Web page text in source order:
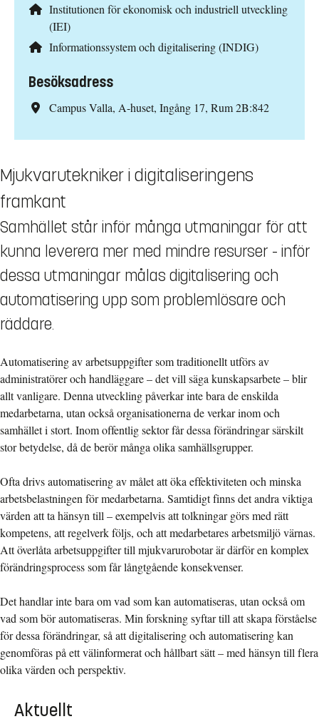
Institutionen för ekonomisk och industriell utveckling
(IEI)
Informationssystem och digitalisering (INDIG)
Besöksadress
Campus Valla, A-huset, Ingång 17, Rum 2B:842
Mjukvarutekniker i digitaliseringens
framkant
Samhället står inför många utmaningar för att
kunna leverera mer med mindre resurser - inför
dessa utmaningar målas digitalisering och
automatisering upp som problemlösare och
räddare.
Automatisering av arbetsuppgifter som traditionellt utförs av
administratörer och handläggare – det vill säga kunskapsarbete – blir
allt vanligare. Denna utveckling påverkar inte bara de enskilda
medarbetarna, utan också organisationerna de verkar inom och
samhället i stort. Inom offentlig sektor får dessa förändringar särskilt
stor betydelse, då de berör många olika samhällsgrupper.
Ofta drivs automatisering av målet att öka effektiviteten och minska
arbetsbelastningen för medarbetarna. Samtidigt finns det andra viktiga
värden att ta hänsyn till – exempelvis att tolkningar görs med rätt
kompetens, att regelverk följs, och att medarbetares arbetsmiljö värnas.
Att överlåta arbetsuppgifter till mjukvarurobotar är därför en komplex
förändringsprocess som får långtgående konsekvenser.
Det handlar inte bara om vad som kan automatiseras, utan också om
vad som bör automatiseras. Min forskning syftar till att skapa förståelse
för dessa förändringar, så att digitalisering och automatisering kan
genomföras på ett välinformerat och hållbart sätt – med hänsyn till flera
olika värden och perspektiv.
Aktuellt